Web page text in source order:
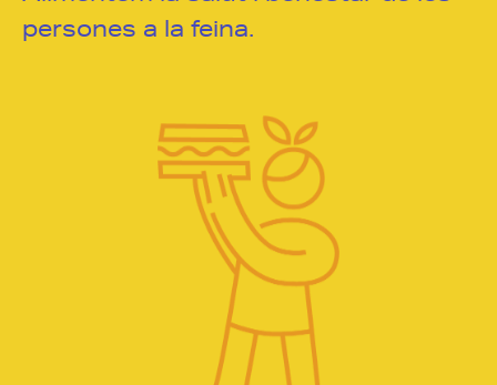
persones a la feina.